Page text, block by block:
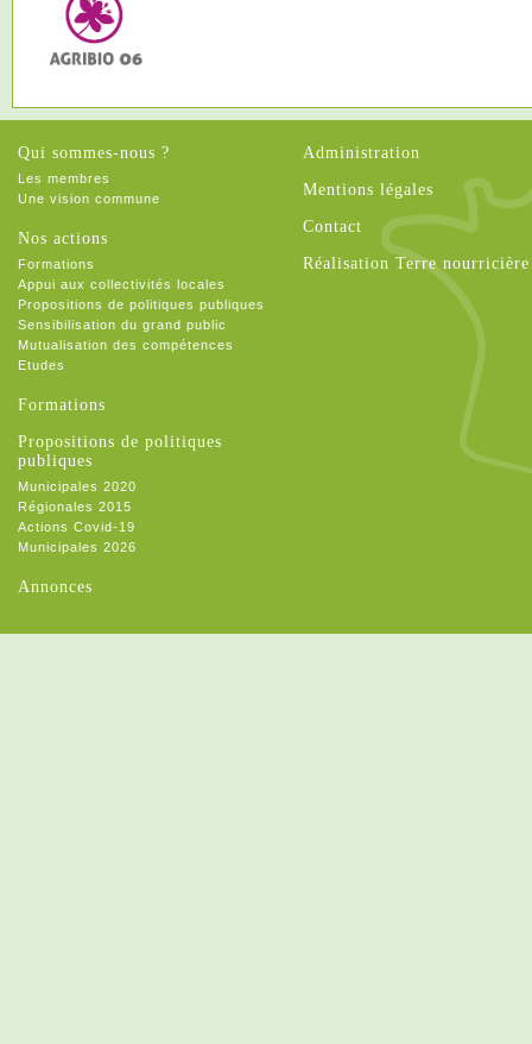
Qui sommes-nous ?
Les membres
Une vision commune
Nos actions
Formations
Appui aux collectivités locales
Propositions de politiques publiques
Sensibilisation du grand public
Mutualisation des compétences
Etudes
Formations
Propositions de politiques
publiques
Municipales 2020
Régionales 2015
Actions Covid-19
Municipales 2026
Annonces
Administration
Mentions légales
Contact
Réalisation Terre nourricière